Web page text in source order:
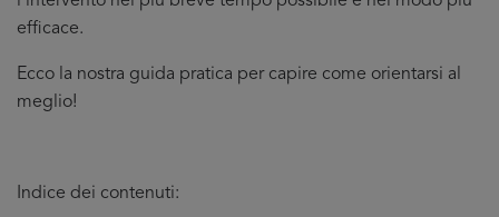
efficace.
Ecco la nostra guida pratica per capire come orientarsi al
meglio!
Indice dei contenuti: